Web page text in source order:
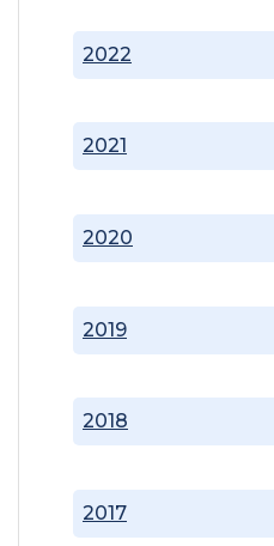
2017
2018
2019
2020
2021
2022